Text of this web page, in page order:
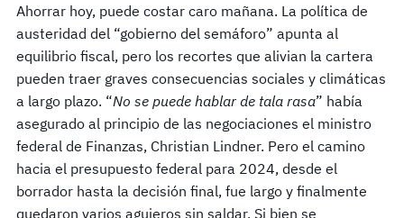
Ahorrar hoy, puede costar caro mañana. La política de
austeridad del “gobierno del semáforo” apunta al
equilibrio fiscal, pero los recortes que alivian la cartera
pueden traer graves consecuencias sociales y climáticas
a largo plazo. “No se puede hablar de tala rasa” había
asegurado al principio de las negociaciones el ministro
federal de Finanzas, Christian Lindner. Pero el camino
hacia el presupuesto federal para 2024, desde el
borrador hasta la decisión final, fue largo y finalmente
quedaron varios agujeros sin saldar. Si bien se